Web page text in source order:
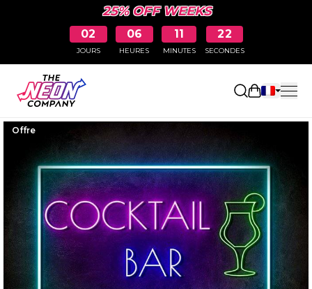
25% OFF WEEKS
02
JOURS
06
HEURES
11
MINUTES
21
SECONDES
Ouvrir le
Offre